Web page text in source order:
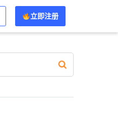
立即注册